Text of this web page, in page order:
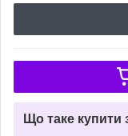
Що таке купити